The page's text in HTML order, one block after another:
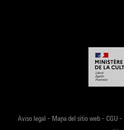
Aviso legal - Mapa del sitio web- CGU -